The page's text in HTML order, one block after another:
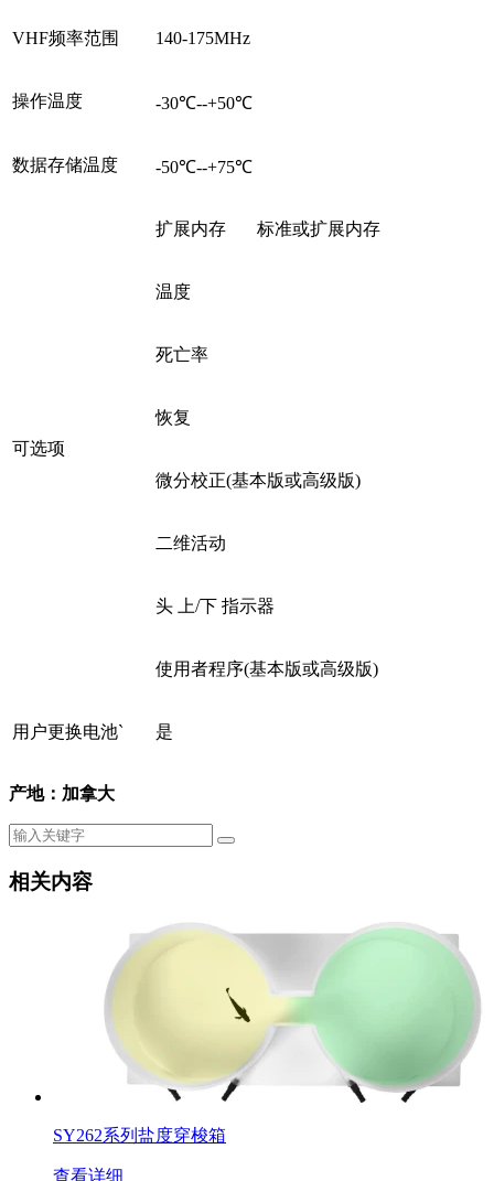
VHF频率范围 140-175MHz
操作温度 -30℃--+50℃
数据存储温度 -50℃--+75℃
可选项
扩展内存 标准或扩展内存
温度
死亡率
恢复
微分校正(基本版或高级版)
二维活动
头 上/下 指示器
使用者程序(基本版或高级版)
用户更换电池` 是
产地：加拿大
相关内容
SY262系列盐度穿梭箱
查看详细